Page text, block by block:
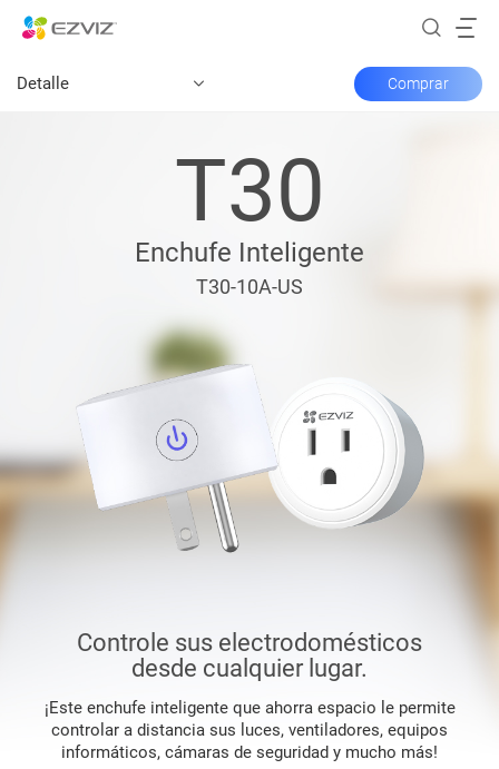
Detalle Comprar
T30
Enchufe Inteligente
T30-10A-US
Controle sus electrodomésticos
desde cualquier lugar.
¡Este enchufe inteligente que ahorra espacio le permite
controlar a distancia sus luces, ventiladores, equipos
informáticos, cámaras de seguridad y mucho más!